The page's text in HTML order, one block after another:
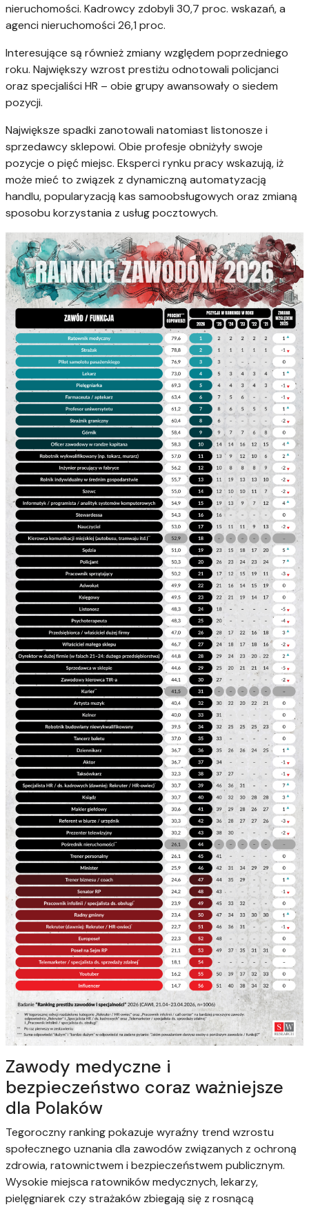
nieruchomości. Kadrowcy zdobyli 30,7 proc. wskazań, a
agenci nieruchomości 26,1 proc.
Interesujące są również zmiany względem poprzedniego
roku. Największy wzrost prestiżu odnotowali policjanci
oraz specjaliści HR – obie grupy awansowały o siedem
pozycji.
Największe spadki zanotowali natomiast listonosze i
sprzedawcy sklepowi. Obie profesje obniżyły swoje
pozycje o pięć miejsc. Eksperci rynku pracy wskazują, iż
może mieć to związek z dynamiczną automatyzacją
handlu, popularyzacją kas samoobsługowych oraz zmianą
sposobu korzystania z usług pocztowych.
Zawody medyczne i
bezpieczeństwo coraz ważniejsze
dla Polaków
Tegoroczny ranking pokazuje wyraźny trend wzrostu
społecznego uznania dla zawodów związanych z ochroną
zdrowia, ratownictwem i bezpieczeństwem publicznym.
Wysokie miejsca ratowników medycznych, lekarzy,
pielęgniarek czy strażaków zbiegają się z rosnącą